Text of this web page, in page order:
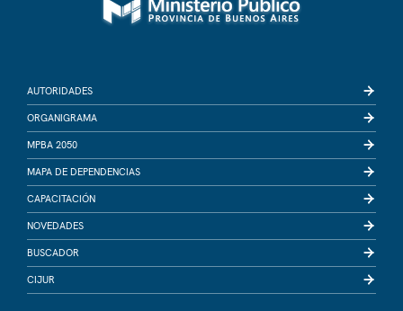
AUTORIDADES
ORGANIGRAMA
MPBA 2050
MAPA DE DEPENDENCIAS
CAPACITACIÓN
NOVEDADES
BUSCADOR
CIJUR